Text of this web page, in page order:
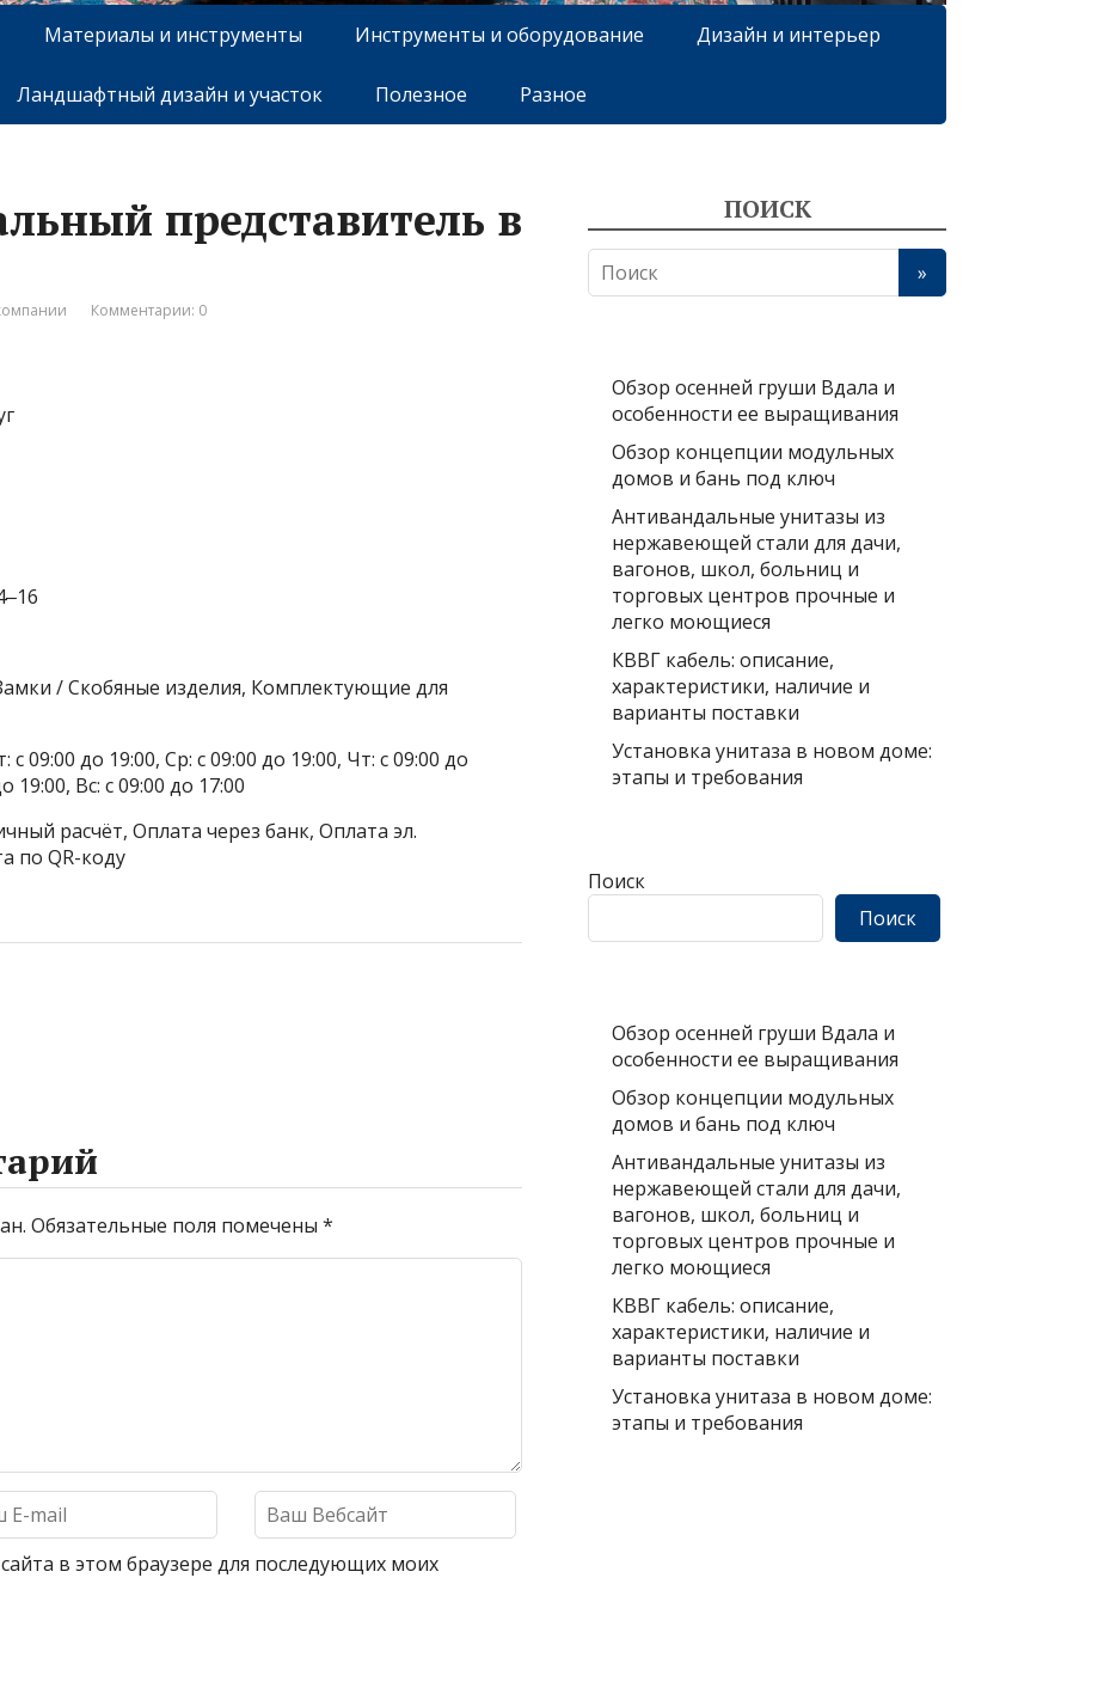
Материалы и инструменты Инструменты и оборудование Дизайн и интерьер
Ландшафтный дизайн и участок Полезное Разное
представитель в
Комментарии: 0
/ Скобяные изделия, Комплектующие для
09:00 до 19:00, Ср: с 09:00 до 19:00, Чт: с 09:00 до
19:00, Вс: с 09:00 до 17:00
расчёт, Оплата через банк, Оплата эл.
по QR-коду
Обязательные поля помечены *
в этом браузере для последующих моих
ПОИСК
Обзор осенней груши Вдала и
особенности ее выращивания
Обзор концепции модульных
домов и бань под ключ
Антивандальные унитазы из
нержавеющей стали для дачи,
вагонов, школ, больниц и
торговых центров прочные и
легко моющиеся
КВВГ кабель: описание,
характеристики, наличие и
варианты поставки
Установка унитаза в новом доме:
этапы и требования
Поиск
Поиск
Обзор осенней груши Вдала и
особенности ее выращивания
Обзор концепции модульных
домов и бань под ключ
Антивандальные унитазы из
нержавеющей стали для дачи,
вагонов, школ, больниц и
торговых центров прочные и
легко моющиеся
КВВГ кабель: описание,
характеристики, наличие и
варианты поставки
Установка унитаза в новом доме:
этапы и требования